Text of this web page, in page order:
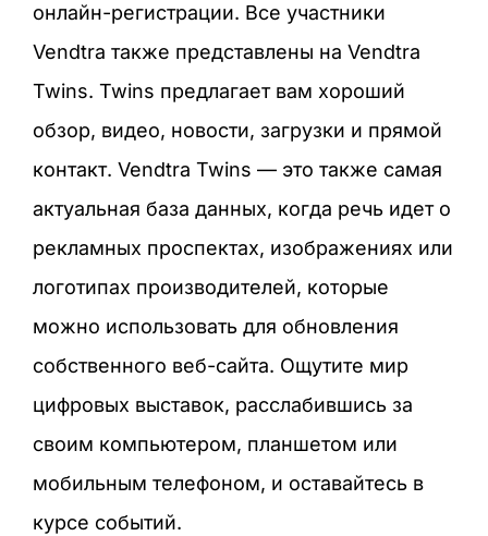
онлайн-регистрации. Все участники
Vendtra также представлены на Vendtra
Twins. Twins предлагает вам хороший
обзор, видео, новости, загрузки и прямой
контакт. Vendtra Twins — это также самая
актуальная база данных, когда речь идет о
рекламных проспектах, изображениях или
логотипах производителей, которые
можно использовать для обновления
собственного веб-сайта. Ощутите мир
цифровых выставок, расслабившись за
своим компьютером, планшетом или
мобильным телефоном, и оставайтесь в
курсе событий.